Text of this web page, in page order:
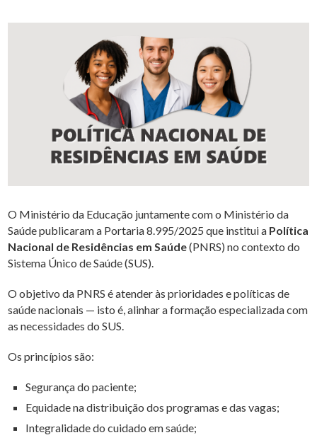
O Ministério da Educação juntamente com o Ministério da
Saúde publicaram a Portaria 8.995/2025 que institui a Política
Nacional de Residências em Saúde(PNRS) no contexto do
Sistema Único de Saúde (SUS).
O objetivo da PNRS é atender às prioridades e políticas de
saúde nacionais — isto é, alinhar a formação especializada com
as necessidades do SUS.
Os princípios são:
Segurança do paciente;
Equidade na distribuição dos programas e das vagas;
Integralidade do cuidado em saúde;